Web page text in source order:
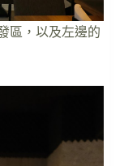
區，以及左邊的